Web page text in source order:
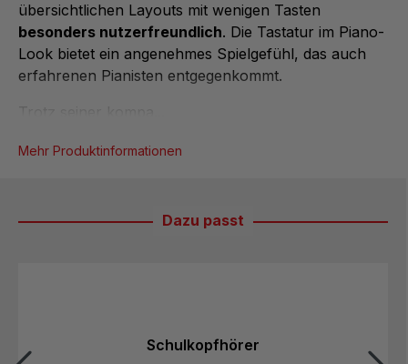
übersichtlichen Layouts mit wenigen Tasten
besonders nutzerfreundlich. Die Tastatur im Piano-
Look bietet ein angenehmes Spielgefühl, das auch
erfahrenen Pianisten entgegenkommt.
Mehr Produktinformationen
Dazu passt
Schulkopfhörer